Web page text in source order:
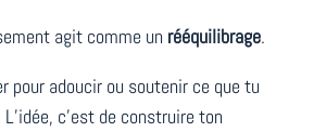
agit comme un rééquilibrage.
pour adoucir ou soutenir ce que tu
c’est de construire ton